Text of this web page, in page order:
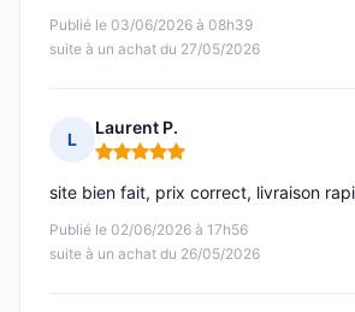
Publié le 03/06/2026 à 08h39
suite à un achat du 27/05/2026
L
Laurent P.
Note : 5 sur 5
Publié le 02/06/2026 à 17h56
suite à un achat du 26/05/2026
site bien fait, prix correct, livraison